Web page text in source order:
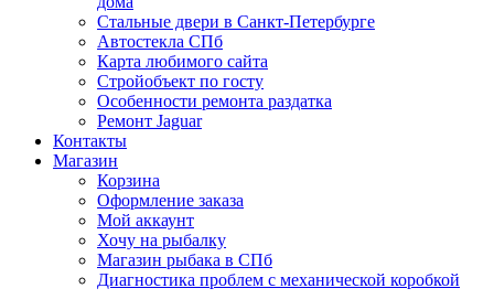
Стальные двери в Санкт-Петербурге
Автостекла СПб
Карта любимого сайта
Стройобъект по госту
Особенности ремонта раздатка
Ремонт Jaguar
Контакты
Магазин
Корзина
Оформление заказа
Мой аккаунт
Хочу на рыбалку
Магазин рыбака в СПб
Диагностика проблем с механической коробкой